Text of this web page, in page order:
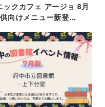
ックカフェ アージョ 8月
向けメニュー新登...